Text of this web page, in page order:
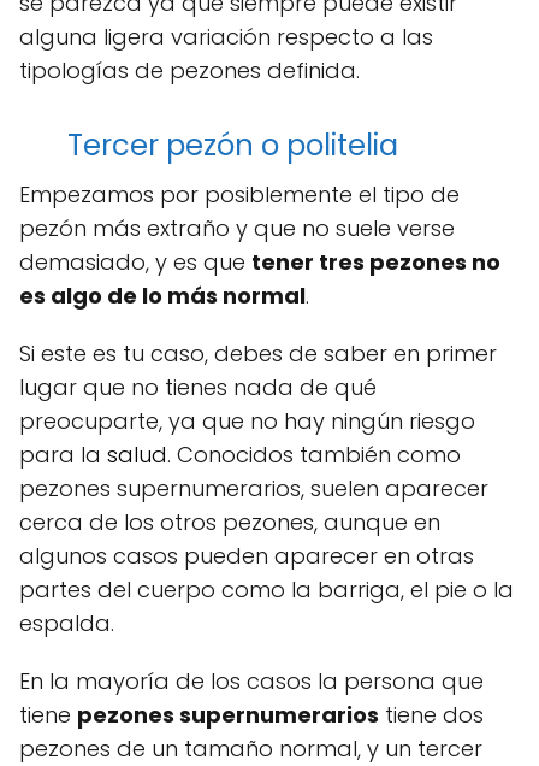
alguna ligera variación respecto a las
tipologías de pezones definida.
Tercer pezón o politelia
Empezamos por posiblemente el tipo de
pezón más extraño y que no suele verse
demasiado, y es que tener tres pezones no
es algo de lo más normal.
Si este es tu caso, debes de saber en primer
lugar que no tienes nada de qué
preocuparte, ya que no hay ningún riesgo
para la salud. Conocidos también como
pezones supernumerarios, suelen aparecer
cerca de los otros pezones, aunque en
algunos casos pueden aparecer en otras
partes del cuerpo como la barriga, el pie o la
espalda.
En la mayoría de los casos la persona que
tiene pezones supernumerarios tiene dos
pezones de un tamaño normal, y un tercer